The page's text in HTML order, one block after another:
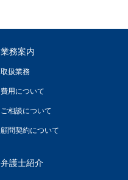
業務案内
取扱業務
費用について
ご相談について
顧問契約について
弁護士紹介